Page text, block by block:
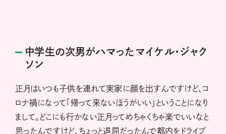
中学生の次男がハマったマイケル・ジャク
ソン
正月はいつも子供を連れて実家に顔を出すんですけど、コ
ロナ禍になって「帰って来ないほうがいい」ということになり
まして。どこにも行かない正月ってめちゃくちゃ楽でいいなと
思ったんですけど、ちょっと退屈だったんで都内をドライブ